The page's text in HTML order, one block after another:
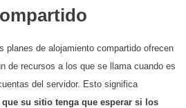
planes de alojamiento compartido ofrecen
de recursos a los que se llama cuando es
del servidor. Esto significa
su sitio tenga que esperar si los